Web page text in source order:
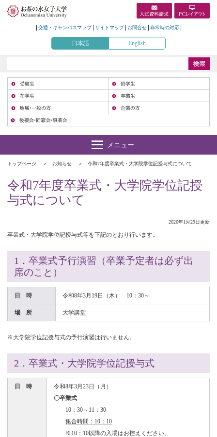
交通・キャンパスマップ サイトマップ お問合せ 非常時の対応
日本語 English
トップページ お知らせ 令和7年度卒業式・大学院学位記授与式について
令和7年度卒業式・大学院学位記授
与式について
2026年1月29日更新
卒業式・大学院学位記授与式等を下記のとおり行います。
1．卒業式予行演習（卒業予定者は必ず出
席のこと）
日 時 令和8年3月19日（木） 10：30～
場 所 大学講堂
※大学院学位記授与式の予行演習は行いません。
2．卒業式・大学院学位記授与式
日 時
令和8年3月23日（月）
〇卒業式
10：30～11：30
集合時間：10：10
※10：10以降の入場はお控えください。